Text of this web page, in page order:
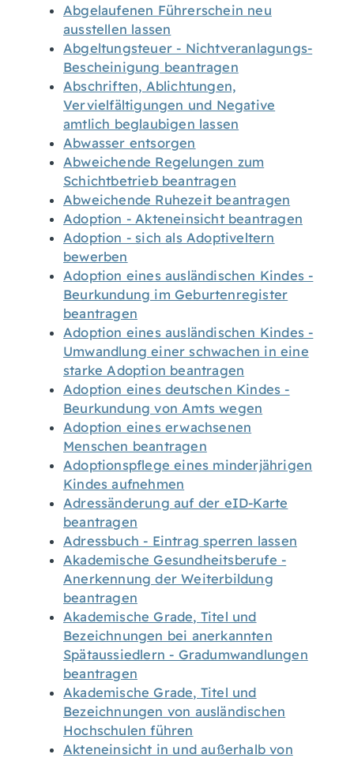
Abgelaufenen Führerschein neu
ausstellen lassen
Abgeltungsteuer - Nichtveranlagungs-
Bescheinigung beantragen
Abschriften, Ablichtungen,
Vervielfältigungen und Negative
amtlich beglaubigen lassen
Abwasser entsorgen
Abweichende Regelungen zum
Schichtbetrieb beantragen
Abweichende Ruhezeit beantragen
Adoption - Akteneinsicht beantragen
Adoption - sich als Adoptiveltern
bewerben
Adoption eines ausländischen Kindes -
Beurkundung im Geburtenregister
beantragen
Adoption eines ausländischen Kindes -
Umwandlung einer schwachen in eine
starke Adoption beantragen
Adoption eines deutschen Kindes -
Beurkundung von Amts wegen
Adoption eines erwachsenen
Menschen beantragen
Adoptionspflege eines minderjährigen
Kindes aufnehmen
Adressänderung auf der eID-Karte
beantragen
Adressbuch - Eintrag sperren lassen
Akademische Gesundheitsberufe -
Anerkennung der Weiterbildung
beantragen
Akademische Grade, Titel und
Bezeichnungen bei anerkannten
Spätaussiedlern - Gradumwandlungen
beantragen
Akademische Grade, Titel und
Bezeichnungen von ausländischen
Hochschulen führen
Akteneinsicht in und außerhalb von